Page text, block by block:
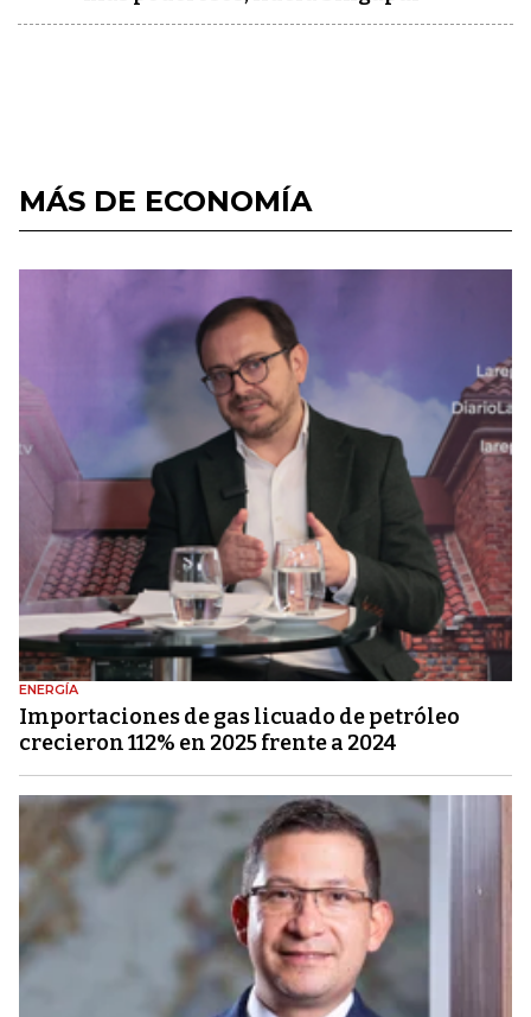
MÁS DE ECONOMÍA
ENERGÍA
Importaciones de gas licuado de petróleo
crecieron 112% en 2025 frente a 2024